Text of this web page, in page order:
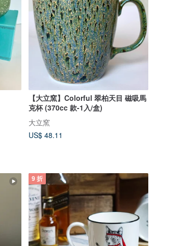
【大立窯】Colorful 翠柏天目 磁吸馬
克杯 (370cc 款-1入/盒)
大立窯
US$ 48.11
9 折